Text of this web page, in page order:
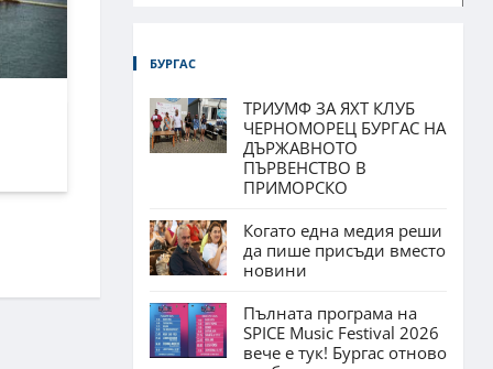
БУРГАС
ТРИУМФ ЗА ЯХТ КЛУБ
ЧЕРНОМОРЕЦ БУРГАС НА
ДЪРЖАВНОТО
ПЪРВЕНСТВО В
ПРИМОРСКО
Когато една медия реши
да пише присъди вместо
новини
Пълната програма на
SPICE Music Festival 2026
вече е тук! Бургас отново